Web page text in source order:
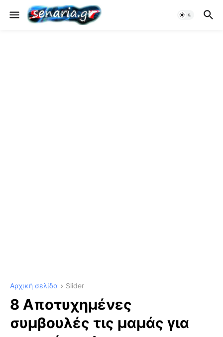
Αρχική σελίδα Slider
8 Αποτυχημένες
συμβουλές τις μαμάς για